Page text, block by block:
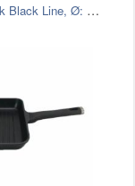
Panvica Wok Black Line, Ø: 30cm